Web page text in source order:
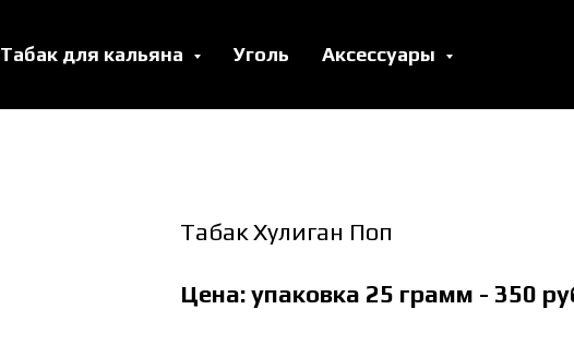
Табак для кальяна Уголь Аксессуары
Табак Хулиган Поп
Цена: упаковка 25 грамм - 350